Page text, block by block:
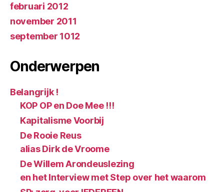
februari 2012
november 2011
september 1012
Onderwerpen
Belangrijk !
KOP OP en Doe Mee !!!
Kapitalisme Voorbij
De Rooie Reus
alias Dirk de Vroome
De Willem Arondeuslezing
en het Interview met Step over het waarom